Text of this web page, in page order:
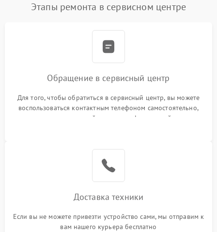
Этапы ремонта в сервисном центре
Обращение в сервисный центр
Для того, чтобы обратиться в сервисный центр, вы можете
воспользоваться контактным телефоном самостоятельно,
или оставить свой номер телефона на сайте
Доставка техники
Если вы не можете привезти устройство сами, мы отправим к
вам нашего курьера бесплатно